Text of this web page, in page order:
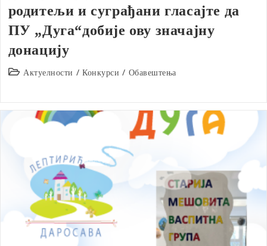
родитељи и суграђани гласајте да
ПУ „Дуга“добије ову значајну
донацију
PostАктуелности / Конкурси / Обавештења